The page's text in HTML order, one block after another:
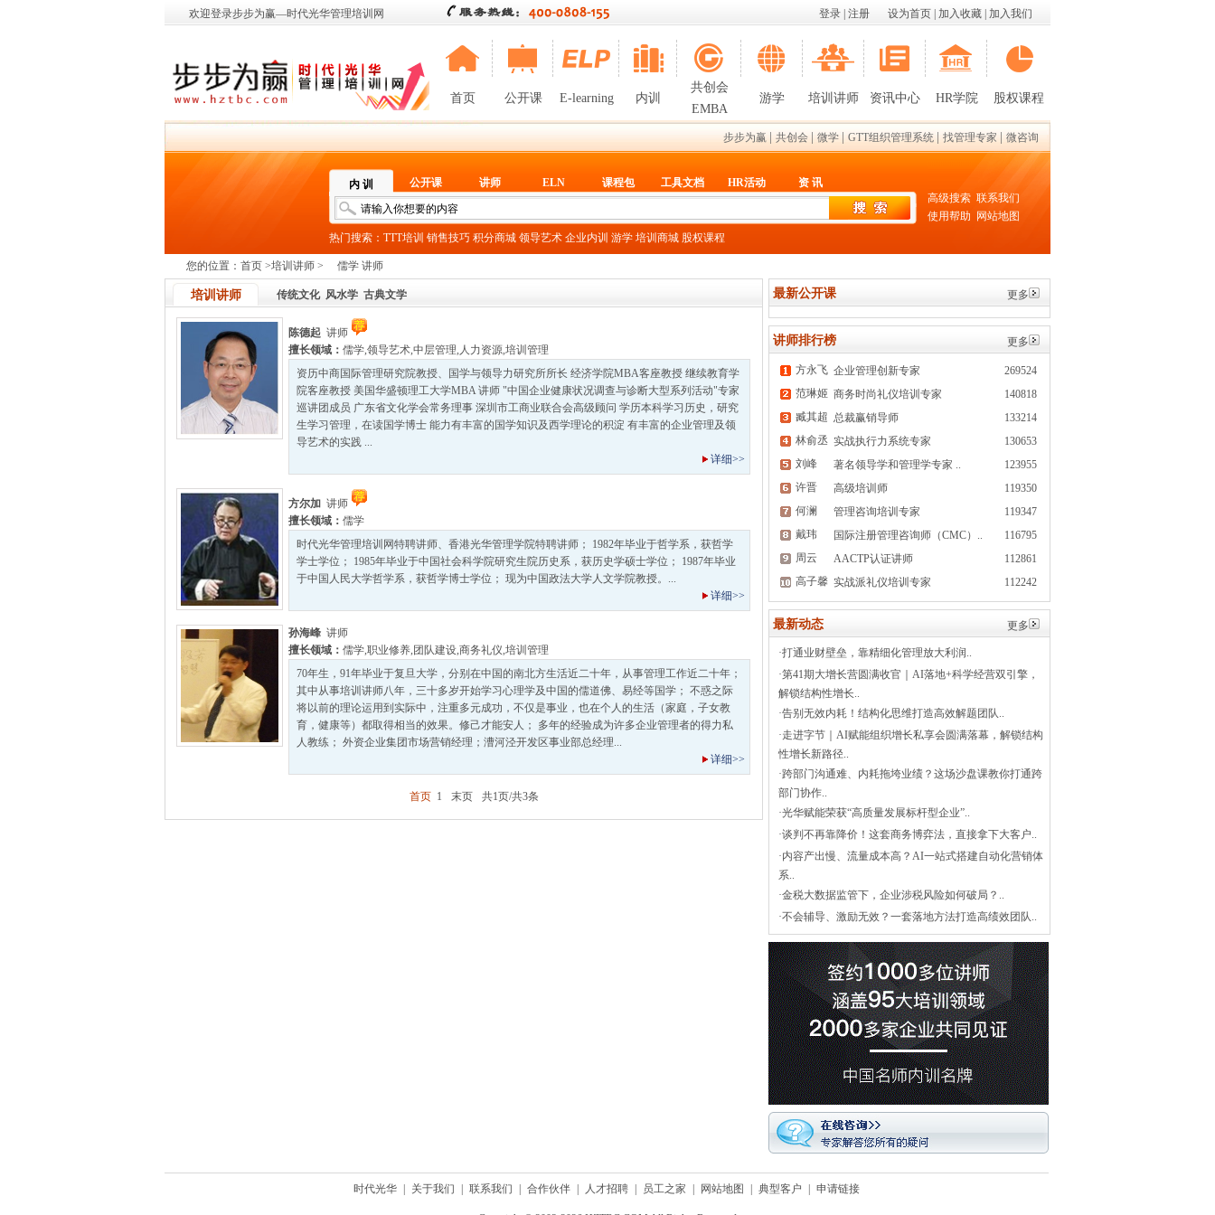
欢迎登录步步为赢—时代光华管理培训网 设为首页 加入收藏 加入我们
登录 注册
首页 公开课 E-learning 内训
共创会
EMBA
游学 培训讲师 资讯中心 HR学院 股权课程
步步为赢 共创会 微学 GTT组织管理系统 找管理专家 微咨询
内 训 公开课 讲师 ELN 课程包 工具文档 HR活动 资 讯
热门搜索： TTT培训 销售技巧 积分商城 领导艺术 企业内训 游学 培训商城 股权课程
高级搜索 联系我们
使用帮助
网站地图
您的位置： 首页 >培训讲师 > 儒学 讲师
培训讲师 传统文化 风水学 古典文学
陈德起 讲师
擅长领域： 儒学,领导艺术,中层管理, 人力资源,培训管理
资历中商国际管理研究院教授、国学与领导力研究所所长 经济学院MBA客座教授 继续教育学
院客座教授 美国华盛顿理工大学MBA 讲师 "中国企业健康状况调查与诊断大型系列活动"专家
巡讲团成员 广东省文化学会常务理事 深圳市工商业联合会高级顾问 学历本科学习历史，研究
生学习管理，在读国学博士 能力有丰富的国学知识及西学理论的积淀 有丰富的企业管理及领
导艺术的实践 ...
详细>>
方尔加 讲师
擅长领域： 儒学
时代光华管理培训网特聘讲师、香港光华管理学院特聘讲师； 1982年毕业于哲学系，获哲学
学士学位； 1985年毕业于中国社会科学院研究生院历史系，获历史学硕士学位； 1987年毕业
于中国人民大学哲学系，获哲学博士学位； 现为中国政法大学人文学院教授。...
详细>>
孙海峰 讲师
擅长领域： 儒学,职业修养, 团队建设,商务礼仪,培训管理
70年生，91年毕业于复旦大学，分别在中国的南北方生活近二十年，从事管理工作近二十年；
其中从事培训讲师八年，三十多岁开始学习心理学及中国的儒道佛、易经等国学； 不惑之际
将以前的理论运用到实际中，注重多元成功，不仅是事业，也在个人的生活（家庭，子女教
育，健康等）都取得相当的效果。修己才能安人； 多年的经验成为许多企业管理者的得力私
人教练； 外资企业集团市场营销经理；漕河泾开发区事业部总经理...
详细>>
首页 1 末页 共1页/共3条
最新公开课 更多
讲师排行榜 更多
方永飞 企业管理创新专家
269524
范琳姬 商务时尚礼仪培训专家
140818
臧其超 总裁赢销导师
133214
林俞丞 实战执行力系统专家
130653
刘峰
著名领导学和管理学专家 ..
123955
许晋
高级培训师
119350
何澜
管理咨询培训专家
119347
戴玮
国际注册管理咨询师（CMC）..
116795
周云
AACTP认证讲师
112861
高子馨 实战派礼仪培训专家 112242
最新动态 更多
·打通业财壁垒，靠精细化管理放大利润..
·第41期大增长营圆满收官｜AI落地+科学经营双引擎，
解锁结构性增长..
·告别无效内耗！结构化思维打造高效解题团队..
·走进字节｜AI赋能组织增长私享会圆满落幕，解锁结构
性增长新路径..
·跨部门沟通难、内耗拖垮业绩？这场沙盘课教你打通跨
部门协作..
·光华赋能荣获“高质量发展标杆型企业”..
·谈判不再靠降价！这套商务博弈法，直接拿下大客户..
·内容产出慢、流量成本高？AI一站式搭建自动化营销体
系..
·金税大数据监管下，企业涉税风险如何破局？..
·不会辅导、激励无效？一套落地方法打造高绩效团队..
时代光华 关于我们 联系我们 合作伙伴 人才招聘 员工之家 网站地图 典型客户 申请链接